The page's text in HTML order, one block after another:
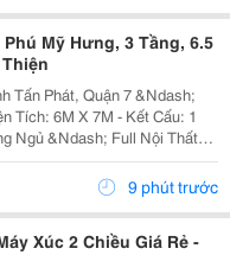
Mỹ Hưng, 3 Tầng, 6.5
Tấn Phát, Quận 7 &Ndash;
Ngủ &Ndash; Full Nội Thất
- Hàng Xóm Thân Thiện,
Cho Thuê. - Vị Trí...9 phút trước
Xúc 2 Chiều Giá Rẻ -